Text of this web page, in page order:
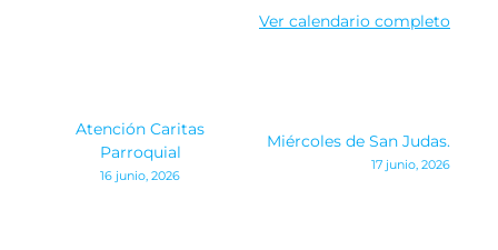
Ver calendario completo
Navegación
Atención Caritas
Parroquial
16 junio, 2026
Miércoles de San Judas.
17 junio, 2026